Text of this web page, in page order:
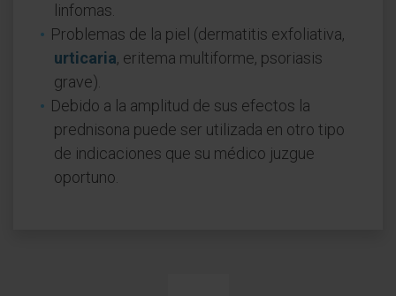
linfomas.
Problemas de la piel (dermatitis exfoliativa,
urticaria, eritema multiforme, psoriasis
grave).
Debido a la amplitud de sus efectos la
prednisona puede ser utilizada en otro tipo
de indicaciones que su médico juzgue
oportuno.